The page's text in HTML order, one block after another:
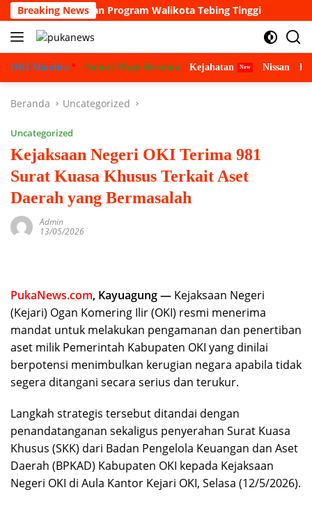
Langsung
ke
konten
Breaking News
misi dan Program Walikota Tebing Tinggi
OKI Mandira Sumsel Maju Bersama Kejahatan Nissan
Beranda Uncategorized
Uncategorized
Kejaksaan Negeri OKI Terima 981
Surat Kuasa Khusus Terkait Aset
Daerah yang Bermasalah
Admin
13/05/2026
PukaNews.com, Kayuagung — Kejaksaan Negeri
(Kejari) Ogan Komering Ilir (OKI) resmi menerima
mandat untuk melakukan pengamanan dan penertiban
aset milik Pemerintah Kabupaten OKI yang dinilai
berpotensi menimbulkan kerugian negara apabila tidak
segera ditangani secara serius dan terukur.
Langkah strategis tersebut ditandai dengan
penandatanganan sekaligus penyerahan Surat Kuasa
Khusus (SKK) dari Badan Pengelola Keuangan dan Aset
Daerah (BPKAD) Kabupaten OKI kepada Kejaksaan
Negeri OKI di Aula Kantor Kejari OKI, Selasa (12/5/2026).